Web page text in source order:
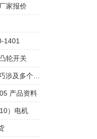
家报价
1401
轮开关
产品资料
）电机